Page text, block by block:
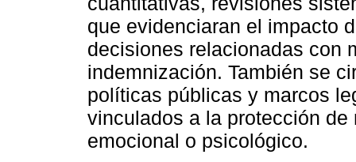
que evidenciaran el impacto
decisiones relacionadas con
indemnización. También se
políticas públicas y marcos
vinculados a la protección
emocional o psicológico.